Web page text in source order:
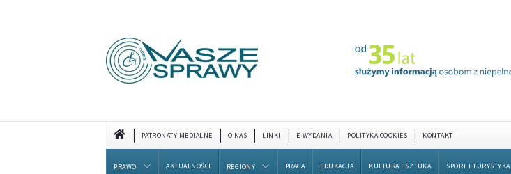
PATRONATY MEDIALNE O NAS LINKI E-WYDANIA POLITYKA COOKIES KONTAKT
PRAWO AKTUALNOŚCI REGIONY PRACA EDUKACJA KULTURA I SZTUKA SPORT I TURYSTYKA